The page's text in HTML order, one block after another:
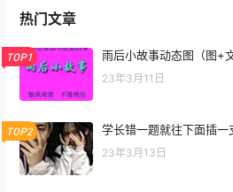
热门文章
TOP1 雨后小故事动态图（图+
23年3月11日
TOP2 学长错一题就往下面插
23年3月13日